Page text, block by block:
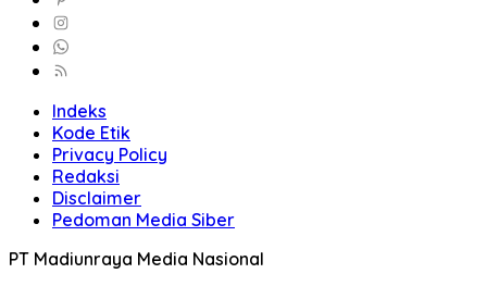
Indeks
Kode Etik
Privacy Policy
Redaksi
Disclaimer
Pedoman Media Siber
PT Madiunraya Media Nasional